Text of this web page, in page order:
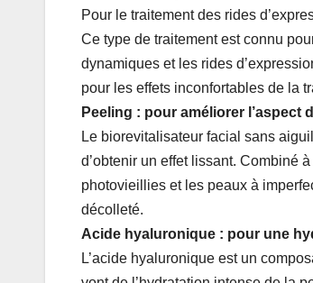
Pour le traitement des rides
Ce type de traitement est connu
dynamiques et les rides
pour les effets inconfortables de la
Peeling : pour améliorer l’aspect
Le biorevitalisateur facial sans
d’obtenir un effet lissant. Combiné
photovieillies et les peaux à
décolleté.
Acide hyaluronique : pour une
L’acide hyaluronique est un